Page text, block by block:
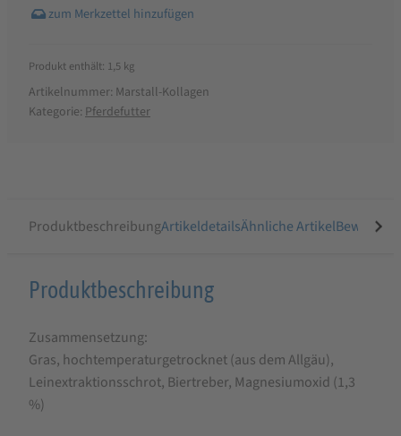
Produkt enthält: 1,5 kg
Artikelnummer: Marstall-Kollagen
Kategorie: Pferdefutter
ProduktbeschreibungArtikeldetailsÄhnliche Artikel
Produktbeschreibung
Marstall
Kollagen
1,5
Produktbeschreibung
Zusammensetzung:
Gras, hochtemperaturgetrocknet (aus dem Allgäu),
Leinextraktionsschrot, Biertreber, Magnesiumoxid (1,3
%)